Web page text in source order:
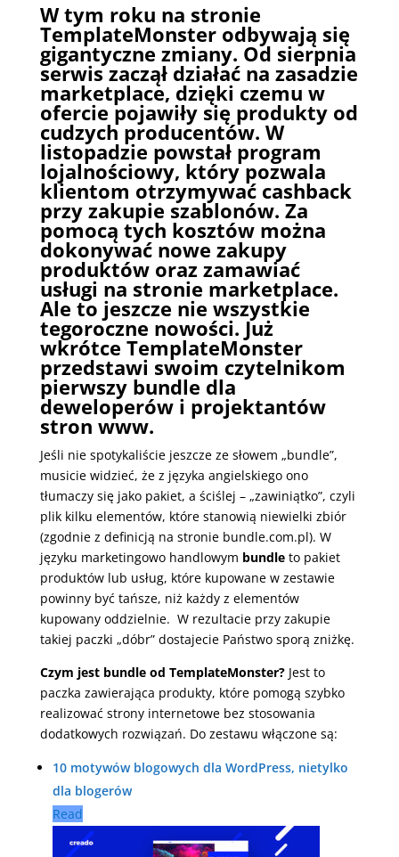
W tym roku na stronie
TemplateMonster odbywają się
gigantyczne zmiany. Od sierpnia
serwis zaczął działać na zasadzie
marketplace, dzięki czemu w
ofercie pojawiły się produkty od
cudzych producentów. W
listopadzie powstał program
lojalnościowy, który pozwala
klientom otrzymywać cashback
przy zakupie szablonów. Za
pomocą tych kosztów można
dokonywać nowe zakupy
produktów oraz zamawiać
usługi na stronie marketplace.
Ale to jeszcze nie wszystkie
tegoroczne nowości. Już
wkrótce TemplateMonster
przedstawi swoim czytelnikom
pierwszy bundle dla
deweloperów i projektantów
stron www.
Jeśli nie spotykaliście jeszcze ze słowem „bundle”,
musicie widzieć, że z języka angielskiego ono
tłumaczy się jako pakiet, a ściślej – „zawiniątko”, czyli
plik kilku elementów, które stanowią niewielki zbiór
(zgodnie z definicją na stronie bundle.com.pl). W
języku marketingowo handlowym bundleto pakiet
produktów lub usług, które kupowane w zestawie
powinny być tańsze, niż każdy z elementów
kupowany oddzielnie. W rezultacie przy zakupie
takiej paczki „dóbr” dostajecie Państwo sporą zniżkę.
Czym jest bundle od TemplateMonster?Jest to
paczka zawierająca produkty, które pomogą szybko
realizować strony internetowe bez stosowania
dodatkowych rozwiązań. Do zestawu włączone są:
10 motywów blogowych dla WordPress, nietylko
dla blogerów
Read